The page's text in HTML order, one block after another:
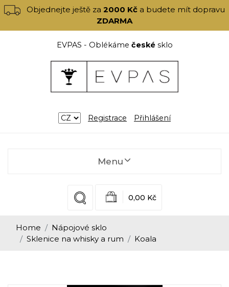
Objednejte ještě za2000 Kč a budete mít dopravu
ZDARMA
EVPAS - Oblékáme českésklo
Registrace Přihlášení
Menu
0,00 Kč
Home
Nápojové sklo
Sklenice na whisky a rum
Koala